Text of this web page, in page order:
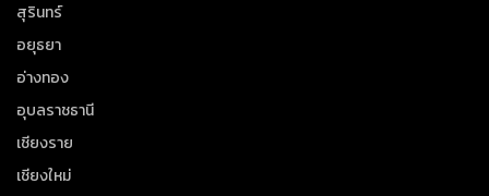
สุรินทร์
อยุธยา
อ่างทอง
อุบลราชธานี
เชียงราย
เชียงใหม่